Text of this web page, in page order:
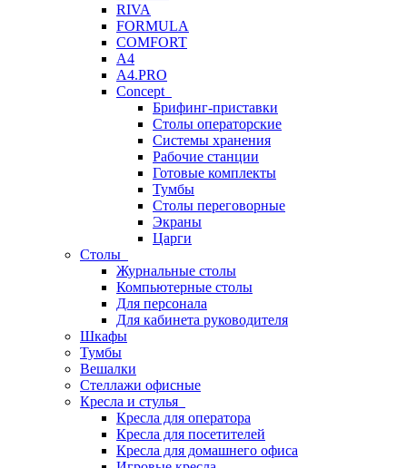
RIVA
FORMULA
COMFORT
A4
A4.PRO
Concept
Брифинг-приставки
Столы операторские
Системы хранения
Рабочие станции
Готовые комплекты
Тумбы
Столы переговорные
Экраны
Царги
Столы
Журнальные столы
Компьютерные столы
Для персонала
Для кабинета руководителя
Шкафы
Тумбы
Вешалки
Стеллажи офисные
Кресла и стулья
Кресла для оператора
Кресла для посетителей
Кресла для домашнего офиса